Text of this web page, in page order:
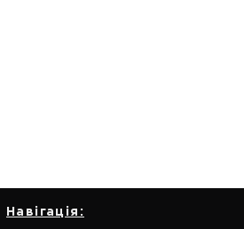
Навігація: